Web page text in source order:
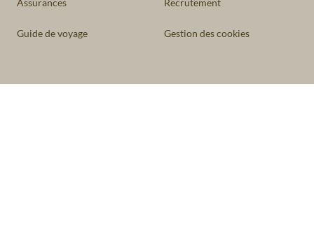
Assurances Recrutement
Guide de voyage Gestion des cookies